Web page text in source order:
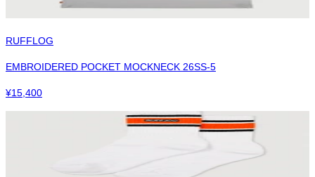
RUFFLOG
EMBROIDERED POCKET MOCKNECK 26SS-5
¥15,400